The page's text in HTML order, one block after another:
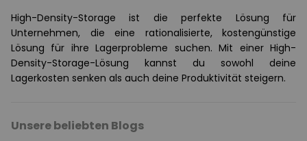
High-Density-Storage ist die perfekte Lösung für
Unternehmen, die eine rationalisierte, kostengünstige
Lösung für ihre Lagerprobleme suchen. Mit einer High-
Density-Storage-Lösung kannst du sowohl deine
Lagerkosten senken als auch deine Produktivität steigern.
Unsere beliebten Blogs